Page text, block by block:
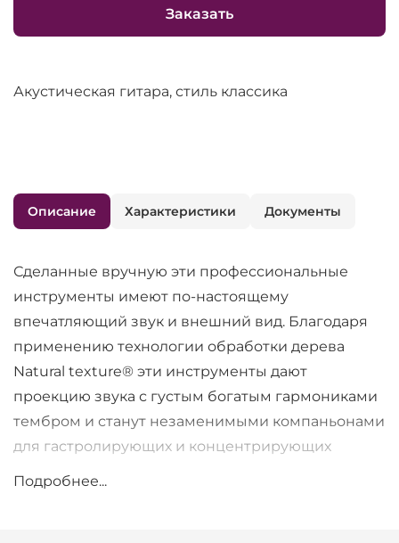
Заказать
Акустическая гитара, стиль классика
Описание Характеристики Документы
Сделанные вручную эти профессиональные
инструменты имеют по-настоящему
впечатляющий звук и внешний вид. Благодаря
применению технологии обработки дерева
Natural texture® эти инструменты дают
проекцию звука с густым богатым гармониками
тембром и станут незаменимыми компаньонами
для гастролирующих и концентрирующих
музыкантов.
Подробнее...